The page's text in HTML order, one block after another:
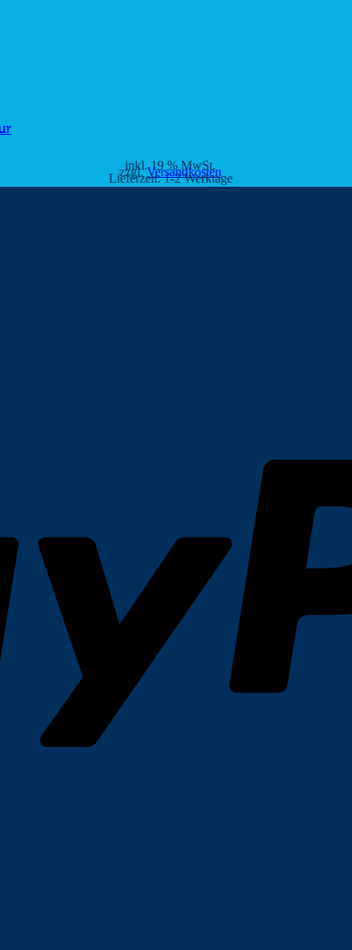
inkl. 19 % MwSt.
zzgl.Versandkosten
Lieferzeit:1-2 Werktage